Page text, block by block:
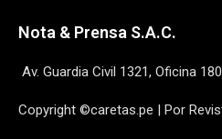
Nota & Prensa S.A.C.
Av. Guardia Civil 1321, Oficina
Copyright ©caretas.pe | Por